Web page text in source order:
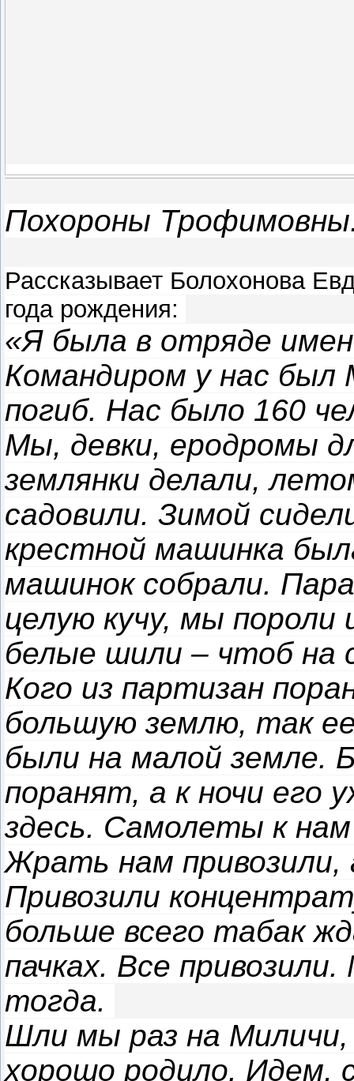
Похороны
Рассказывает Болохонова
года рождения:
«Я была в отряде
Командиром у нас
погиб. Нас было 160
Мы, девки, еродромы
землянки делали,
садовили. Зимой
крестной машинка
машинок собрали.
целую кучу, мы
белые шили – чтоб на
Кого из партизан
большую землю, так
были на малой земле.
поранят, а к ночи его
здесь. Самолеты к
Жрать нам привозили,
Привозили
больше всего табак
пачках. Все
тогда.
Шли мы раз на Миличи,
хорошо родило.